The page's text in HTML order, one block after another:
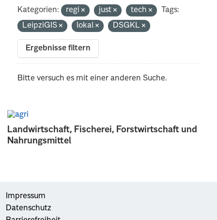
Landwirtschaft, Fischerei, Forstwirtschaft und
Nahrungsmittel
Kategorien: regi just tech
Tags:
LeipziGIS
lokal DSGKL
Ergebnisse filtern
Bitte versuch es mit einer anderen Suche.
Impressum
Datenschutz